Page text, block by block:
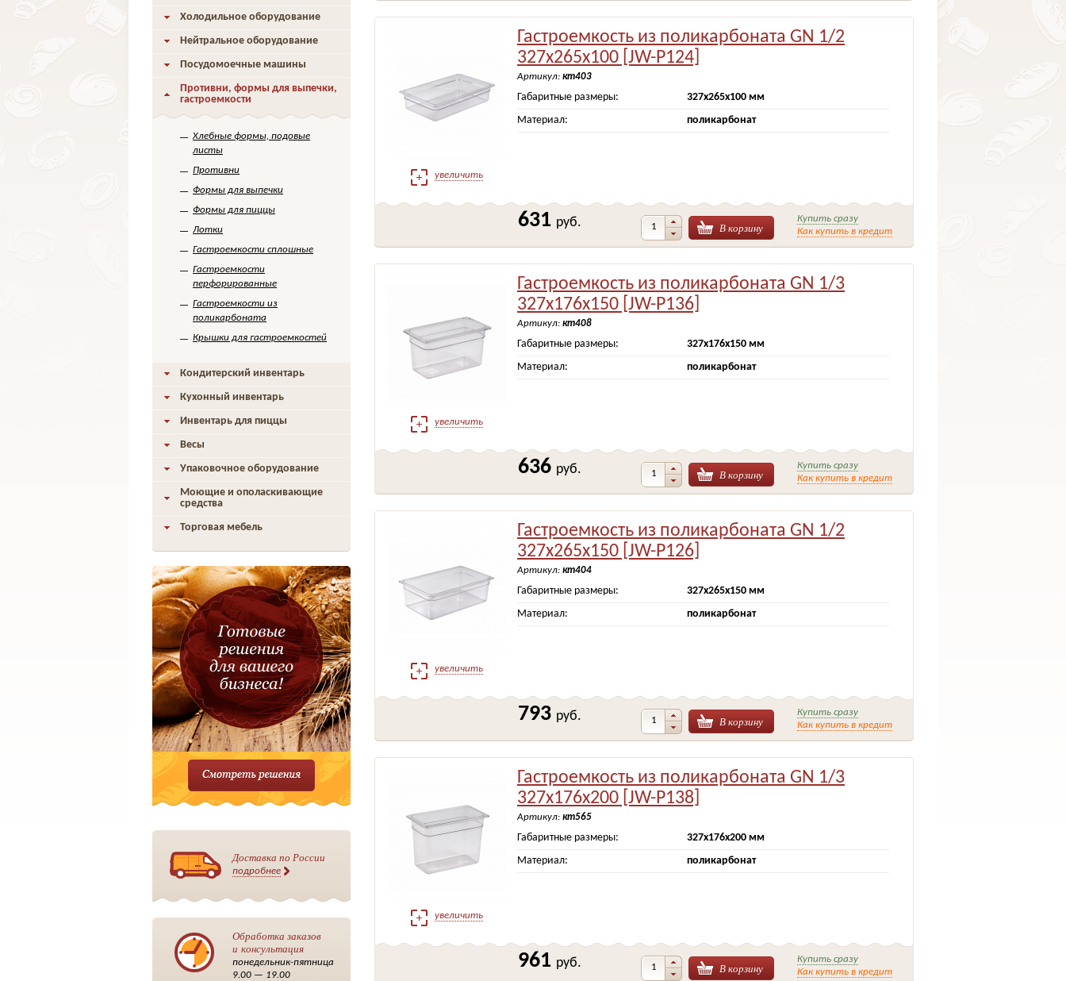
увеличить
Гастроемкость из поликарбоната GN 1/2
327х265х100 [JW-P124]
Артикул: кт403
Габаритные размеры:
327х265х100 мм
Материал:
поликарбонат
631 руб. В корзину
Купить сразу
Как купить в кредит
увеличить
Гастроемкость из поликарбоната GN 1/3
327х176х150 [JW-P136]
Артикул: кт408
Габаритные размеры:
327х176х150 мм
Материал:
поликарбонат
636 руб. В корзину
Купить сразу
Как купить в кредит
увеличить
Гастроемкость из поликарбоната GN 1/2
327х265х150 [JW-P126]
Артикул: кт404
Габаритные размеры:
327х265х150 мм
Материал:
поликарбонат
793 руб. В корзину
Купить сразу
Как купить в кредит
увеличить
Гастроемкость из поликарбоната GN 1/3
327х176х200 [JW-P138]
Артикул: кт565
Габаритные размеры:
327х176х200 мм
Материал:
поликарбонат
961 руб. В корзину
Купить сразу
Как купить в кредит
Холодильное оборудование
Нейтральное оборудование
Посудомоечные машины
Противни, формы для выпечки,
гастроемкости
Хлебные формы, подовые
листы
Противни
Формы для выпечки
Формы для пиццы
Лотки
Гастроемкости сплошные
Гастроемкости
перфорированные
Гастроемкости из
поликарбоната
Крышки для гастроемкостей
Кондитерский инвентарь
Кухонный инвентарь
Инвентарь для пиццы
Весы
Упаковочное оборудование
Моющие и ополаскивающие
средства
Торговая мебель
Доставка по России
подробнее
Обработка заказов
и консультация
понедельник-пятница
9.00 — 19.00